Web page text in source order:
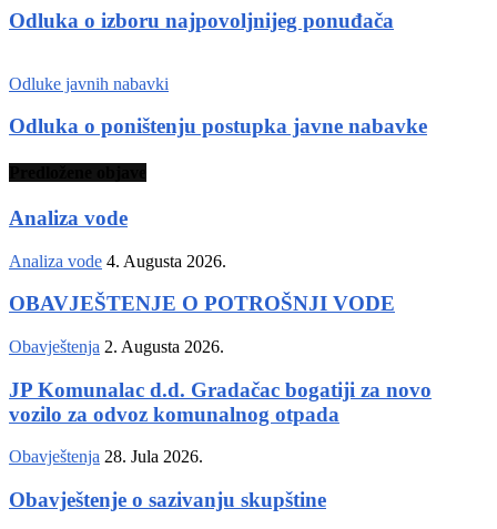
Odluka o izboru najpovoljnijeg ponuđača
Odluke javnih nabavki
Odluka o poništenju postupka javne nabavke
Analiza vode
Analiza vode 4. Augusta 2026.
OBAVJEŠTENJE O POTROŠNJI VODE
Obavještenja 2. Augusta 2026.
JP Komunalac d.d. Gradačac bogatiji za novo
vozilo za odvoz komunalnog otpada
Obavještenja 28. Jula 2026.
Obavještenje o sazivanju skupštine